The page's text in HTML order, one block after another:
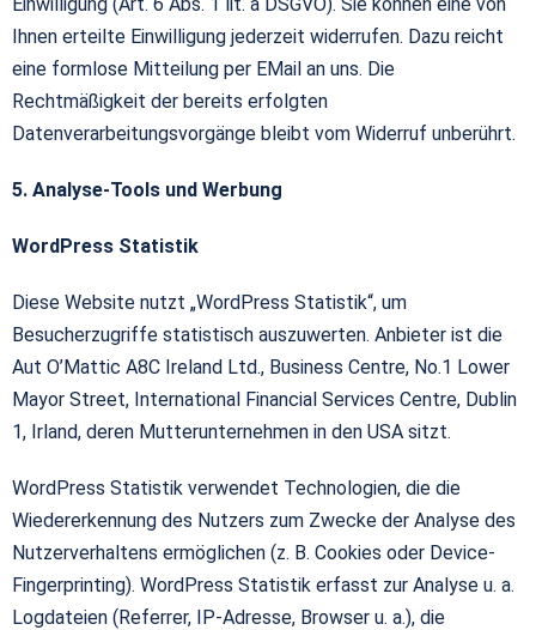
Ihnen erteilte Einwilligung jederzeit widerrufen. Dazu reicht
eine formlose Mitteilung per EMail an uns. Die
Rechtmäßigkeit der bereits erfolgten
Datenverarbeitungsvorgänge bleibt vom Widerruf unberührt.
5. Analyse-Tools und Werbung
WordPress Statistik
Diese Website nutzt „WordPress Statistik“, um
Besucherzugriffe statistisch auszuwerten. Anbieter ist die
Aut O’Mattic A8C Ireland Ltd., Business Centre, No.1 Lower
Mayor Street, International Financial Services Centre, Dublin
1, Irland, deren Mutterunternehmen in den USA sitzt.
WordPress Statistik verwendet Technologien, die die
Wiedererkennung des Nutzers zum Zwecke der Analyse des
Nutzerverhaltens ermöglichen (z. B. Cookies oder Device-
Fingerprinting). WordPress Statistik erfasst zur Analyse u. a.
Logdateien (Referrer, IP-Adresse, Browser u. a.), die